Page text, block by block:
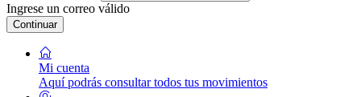
Ingrese un correo válido
Continuar
Mi cuenta
Aquí podrás consultar todos tus movimientos